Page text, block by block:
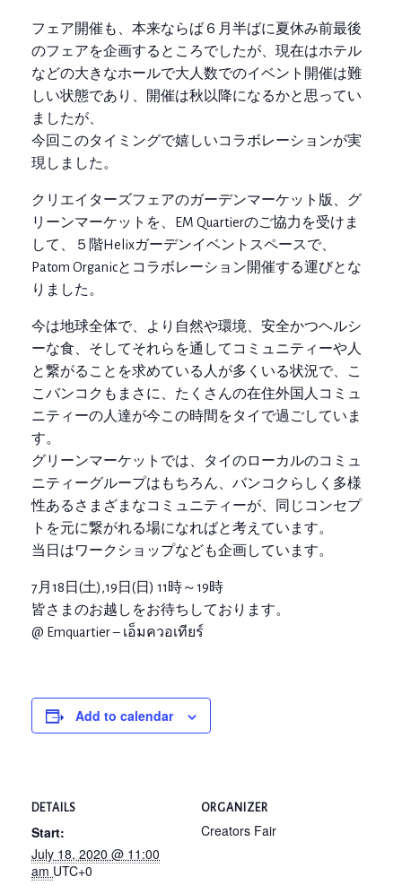
フェア開催も、本来ならば６月半ばに夏休み前最後
のフェアを企画するところでしたが、現在はホテル
などの大きなホールで大人数でのイベント開催は難
しい状態であり、開催は秋以降になるかと思ってい
ましたが、
今回このタイミングで嬉しいコラボレーションが実
現しました。
クリエイターズフェアのガーデンマーケット版、グ
リーンマーケットを、EM Quartierのご協力を受けま
して、５階Helixガーデンイベントスペースで、
Patom Organicとコラボレーション開催する運びとな
りました。
今は地球全体で、より自然や環境、安全かつヘルシ
ーな食、そしてそれらを通してコミュニティーや人
と繋がることを求めている人が多くいる状況で、こ
こバンコクもまさに、たくさんの在住外国人コミュ
ニティーの人達が今この時間をタイで過ごしていま
す。
グリーンマーケットでは、タイのローカルのコミュ
ニティーグループはもちろん、バンコクらしく多様
性あるさまざまなコミュニティーが、同じコンセプ
トを元に繋がれる場になればと考えています。
当日はワークショップなども企画しています。
7月18日(土),19日(日) 11時～19時
皆さまのお越しをお待ちしております。
@ Emquartier – เอ็มควอเทียร์
Add to calendar
DETAILS
Start:
July 18, 2020 @ 11:00
am UTC+0
ORGANIZER
Creators Fair